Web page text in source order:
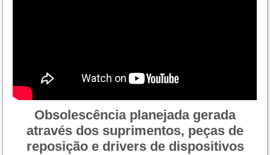
Obsolescência planejada gerada
através dos suprimentos, peças de
reposição e drivers de dispositivos